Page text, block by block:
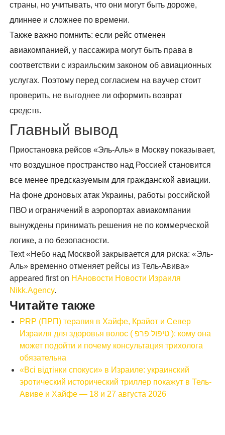
страны, но учитывать, что они могут быть дороже,
длиннее и сложнее по времени.
Также важно помнить: если рейс отменен
авиакомпанией, у пассажира могут быть права в
соответствии с израильским законом об авиационных
услугах. Поэтому перед согласием на ваучер стоит
проверить, не выгоднее ли оформить возврат
средств.
Главный вывод
Приостановка рейсов «Эль-Аль» в Москву показывает,
что воздушное пространство над Россией становится
все менее предсказуемым для гражданской авиации.
На фоне дроновых атак Украины, работы российской
ПВО и ограничений в аэропортах авиакомпании
вынуждены принимать решения не по коммерческой
логике, а по безопасности.
Text «Небо над Москвой закрывается для риска: «Эль-
Аль» временно отменяет рейсы из Тель-Авива»
appeared first on НАновости Новости Израиля
Nikk.Agency.
Читайте также
PRP (ПРП) терапия в Хайфе, Крайот и Север
Израиля для здоровья волос ( טיפול פרפ ): кому она
может подойти и почему консультация трихолога
обязательна
«Всі відтінки спокуси» в Израиле: украинский
эротический исторический триллер покажут в Тель-
Авиве и Хайфе — 18 и 27 августа 2026